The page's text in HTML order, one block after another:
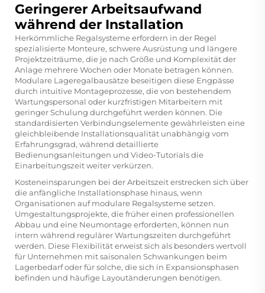
Geringerer Arbeitsaufwand
während der Installation
Herkömmliche Regalsysteme erfordern in der Regel
spezialisierte Monteure, schwere Ausrüstung und längere
Projektzeiträume, die je nach Größe und Komplexität der
Anlage mehrere Wochen oder Monate betragen können.
Modulare Lageregalbausätze beseitigen diese Engpässe
durch intuitive Montageprozesse, die von bestehendem
Wartungspersonal oder kurzfristigen Mitarbeitern mit
geringer Schulung durchgeführt werden können. Die
standardisierten Verbindungselemente gewährleisten eine
gleichbleibende Installationsqualität unabhängig vom
Erfahrungsgrad, während detaillierte
Bedienungsanleitungen und Video-Tutorials die
Einarbeitungszeit weiter verkürzen.
Kosteneinsparungen bei der Arbeitszeit erstrecken sich über
die anfängliche Installationsphase hinaus, wenn
Organisationen auf modulare Regalsysteme setzen.
Umgestaltungsprojekte, die früher einen professionellen
Abbau und eine Neumontage erforderten, können nun
intern während regulärer Wartungszeiten durchgeführt
werden. Diese Flexibilität erweist sich als besonders wertvoll
für Unternehmen mit saisonalen Schwankungen beim
Lagerbedarf oder für solche, die sich in Expansionsphasen
befinden und häufige Layoutänderungen benötigen.